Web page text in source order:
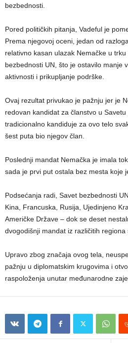
bezbednosti.
Pored političkih pitanja, Vadeful je
Prema njegovoj oceni, jedan od
relativno kasan ulazak Nemačke u
bezbednosti UN, što je ostavilo manje
aktivnosti i prikupljanje podrške.
Ovaj rezultat privukao je pažnju jer je
redovan kandidat za članstvo u
tradicionalno kandiduje za ovo telo
šest puta bio njegov član.
Poslednji mandat Nemačka je imala
sada je prvi put ostala bez mesta koje
Podsećanja radi, Savet bezbednosti
Kina, Francuska, Rusija, Ujedinjeno
Američke Države – dok se deset
dvogodišnji mandat iz različitih regiona
Upravo zbog značaja ovog tela,
pažnju u diplomatskim krugovima i
raspoloženja unutar međunarodne